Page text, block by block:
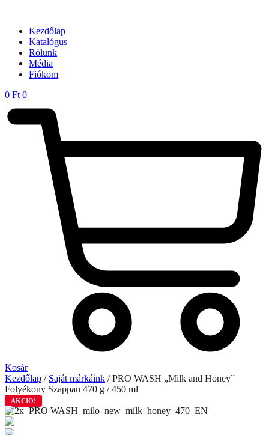
Kezdőlap
Katalógus
Rólunk
Média
Fiókom
0 Ft 0
Kosár
Kezdőlap / Saját márkáink / PRO WASH „Milk and Honey”
Folyékony Szappan 470 g / 450 ml
AKCIÓ!